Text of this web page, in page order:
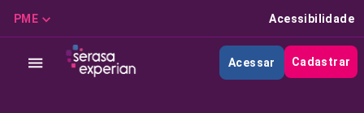
PME Acessibilidade
Acessar Cadastrar